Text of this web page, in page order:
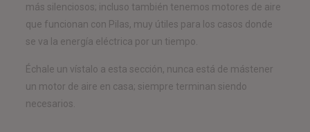
más silenciosos; incluso también tenemos motores de aire
que funcionan con Pilas, muy útiles para los casos donde
se va la energía eléctrica por un tiempo.
Échale un vístalo a esta sección, nunca está de mástener
un motor de aire en casa; siempre terminan siendo
necesarios.